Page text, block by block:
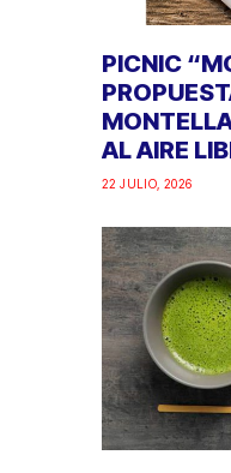
PICNIC
AL AIRE
22 JULIO, 2026